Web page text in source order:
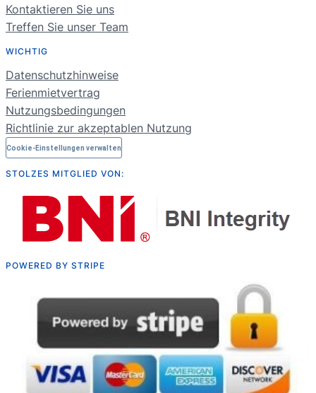
PT
FR
NL
RU
Kontaktieren Sie uns
Treffen Sie unser Team
WICHTIG
Datenschutzhinweise
Ferienmietvertrag
Nutzungsbedingungen
Richtlinie zur akzeptablen Nutzung
Cookie-Einstellungen verwalten
STOLZES MITGLIED VON:
POWERED BY STRIPE